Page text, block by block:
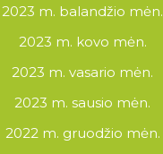
2023 m. balandžio mėn.
2023 m. kovo mėn.
2023 m. vasario mėn.
2023 m. sausio mėn.
2022 m. gruodžio mėn.